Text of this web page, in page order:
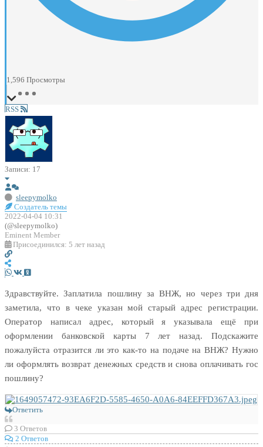
1,596 Просмотры
RSS
Записи: 17
sleepymolko
Создатель темы
2022-04-04 10:31
(@sleepymolko)
Eminent Member
Присоединился: 5 лет назад
Здравствуйте. Заплатила пошлину за ВНЖ, но через три дня
заметила, что в чеке указан мой старый адрес регистрации.
Оператор написал адрес, который я указывала ещё при
оформлении банковской карты 7 лет назад. Подскажите
пожалуйста отразится ли это как-то на подаче на ВНЖ? Нужно
ли оформлять возврат денежных средств и снова оплачивать гос
пошлину?
Ответить
3 Ответов
2 Ответов